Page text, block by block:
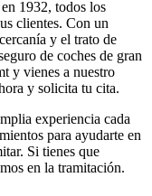
1932, todos los
clientes. Con un
y el trato de
de coches de gran
y vienes a nuestro
y solicita tu cita.
experiencia cada
para ayudarte en
Si tienes que
en la tramitación.